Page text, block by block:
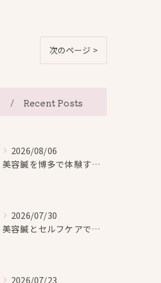
次のページ >
Recent Posts
2026/08/06
美容鍼を博多で体験する際の効果や安全性と料金比較徹底ガイド
2026/07/30
美容鍼とセルフケアで叶える愛知県名古屋市北区米が瀬町の新しい美しさ
2026/07/23